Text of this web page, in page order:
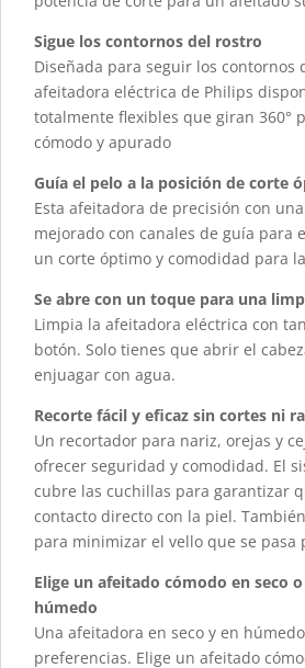
Sigue los contornos del rostro
Diseñada para seguir los contornos
afeitadora eléctrica de Philips
totalmente flexibles que giran 360°
cómodo y apurado
Guía el pelo a la posición de corte
Esta afeitadora de precisión con
mejorado con canales de guía para
un corte óptimo y comodidad para
Se abre con un toque para una
Limpia la afeitadora eléctrica con
botón. Solo tienes que abrir el
enjuagar con agua.
Recorte fácil y eficaz sin cortes ni
Un recortador para nariz, orejas y
ofrecer seguridad y comodidad. El
cubre las cuchillas para garantizar
contacto directo con la piel.
para minimizar el vello que se pasa
Elige un afeitado cómodo en seco
húmedo
Una afeitadora en seco y en
preferencias. Elige un afeitado